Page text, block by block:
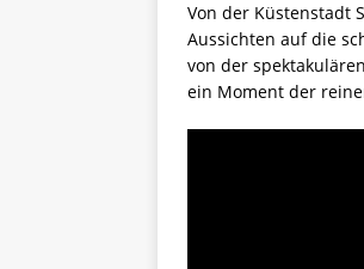
Von der Küstenstadt
Aussichten auf die
von der
ein Moment der